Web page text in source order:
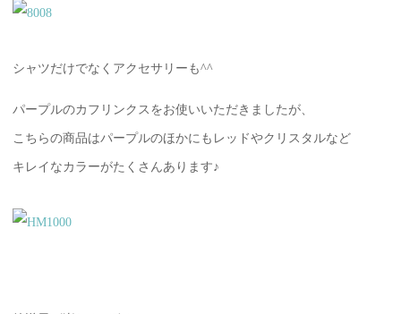
シャツだけでなくアクセサリーも^^
パープルのカフリンクスをお使いいただきましたが、
こちらの商品はパープルのほかにもレッドやクリスタルなど
キレイなカラーがたくさんあります♪